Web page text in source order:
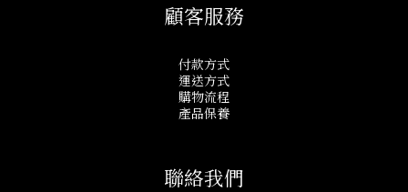
顧客服務
付款方式
運送方式
購物流程
產品保養
聯絡我們